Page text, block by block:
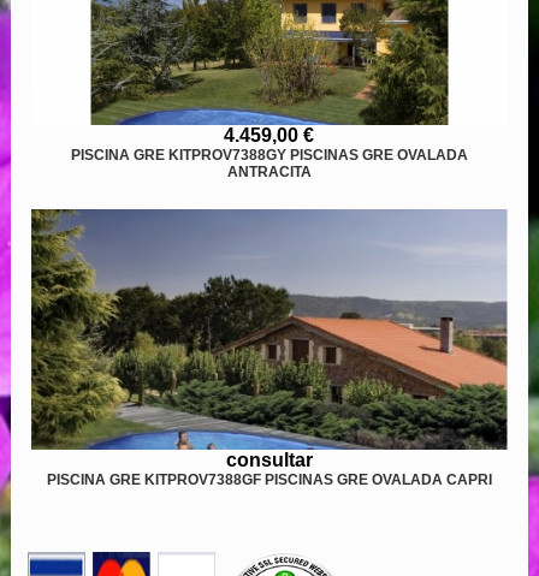
4.459,00 €
PISCINA GRE KITPROV7388GY PISCINAS GRE OVALADA
ANTRACITA
consultar
PISCINA GRE KITPROV7388GF PISCINAS GRE OVALADA CAPRI